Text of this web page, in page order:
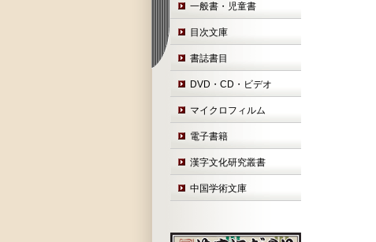
一般書・児童書
目次文庫
書誌書目
DVD・CD・ビデオ
マイクロフィルム
電子書籍
漢字文化研究叢書
中国学術文庫